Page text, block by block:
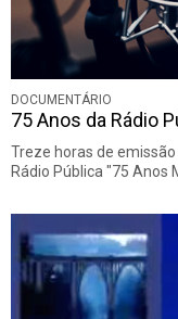
DOCUMENTÁRIO
75 Anos da Rádio
Treze horas de
Rádio Pública "75 Anos